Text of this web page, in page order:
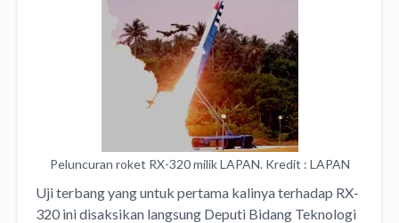
Peluncuran roket RX-320 milik LAPAN. Kredit : LAPAN
Uji terbang yang untuk pertama kalinya terhadap RX-
320 ini disaksikan langsung Deputi Bidang Teknologi